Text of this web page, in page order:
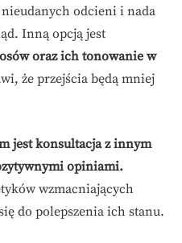
odcieni i nada
Inną opcją jest
oraz ich tonowanie w
że przejścia będą mniej
jest konsultacja z innym
opiniami.
wzmacniających
do polepszenia ich stanu.